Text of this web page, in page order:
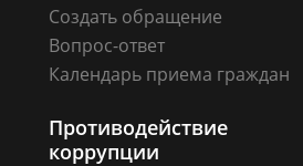
Создать обращение
Вопрос-ответ
Календарь приема граждан
Противодействие
коррупции